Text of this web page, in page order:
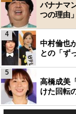
バナナマ
つの理由
中村倫也
との「ず
4
高橋成美
けた回転
5